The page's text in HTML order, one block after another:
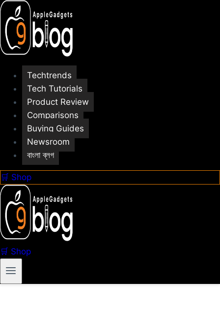
Skip
to
content
Techtrends
Tech Tutorials
Product Review
Comparisons
Buying Guides
Newsroom
বাংলা ব্লগ
🛒 Shop
🛒 Shop